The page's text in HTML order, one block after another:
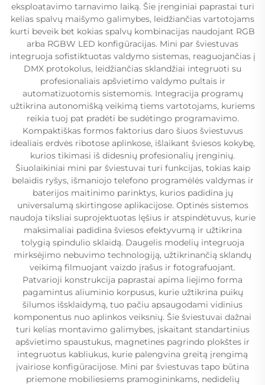
eksploatavimo tarnavimo laiką. Šie įrenginiai paprastai turi
kelias spalvų maišymo galimybes, leidžiančias vartotojams
kurti beveik bet kokias spalvų kombinacijas naudojant RGB
arba RGBW LED konfigūracijas. Mini par šviestuvas
integruoja sofistiktuotas valdymo sistemas, reaguojančias į
DMX protokolus, leidžiančias sklandžiai integruoti su
profesionaliais apšvietimo valdymo pultais ir
automatizuotomis sistemomis. Integracija programų
užtikrina autonomišką veikimą tiems vartotojams, kuriems
reikia tuoj pat pradėti be sudėtingo programavimo.
Kompaktiškas formos faktorius daro šiuos šviestuvus
idealiais erdvės ribotose aplinkose, išlaikant šviesos kokybę,
kurios tikimasi iš didesnių profesionalių įrenginių.
Šiuolaikiniai mini par šviestuvai turi funkcijas, tokias kaip
belaidis ryšys, išmaniojo telefono programėlės valdymas ir
baterijos maitinimo parinktys, kurios padidina jų
universalumą skirtingose aplikacijose. Optinės sistemos
naudoja tiksliai suprojektuotas lęšius ir atspindėtuvus, kurie
maksimaliai padidina šviesos efektyvumą ir užtikrina
tolygią spindulio sklaidą. Daugelis modelių integruoja
mirksėjimo nebuvimo technologiją, užtikrinančią sklandų
veikimą filmuojant vaizdo įrašus ir fotografuojant.
Patvarioji konstrukcija paprastai apima liejimo forma
pagamintus aliuminio korpusus, kurie užtikrina puikų
šilumos išsklaidymą, tuo pačiu apsaugodami vidinius
komponentus nuo aplinkos veiksnių. Šie šviestuvai dažnai
turi kelias montavimo galimybes, įskaitant standartinius
apšvietimo spaustukus, magnetines pagrindo plokštes ir
integruotus kabliukus, kurie palengvina greitą įrengimą
įvairiose konfigūracijose. Mini par šviestuvas tapo būtina
priemone mobiliesiems pramogininkams, nedidelių